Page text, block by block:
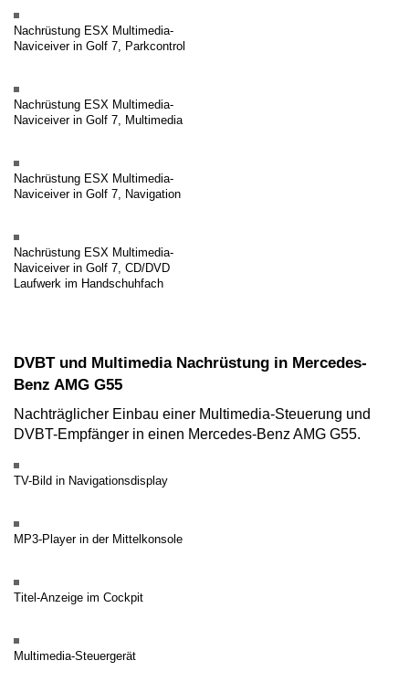
Nachrüstung ESX Multimedia-
Naviceiver in Golf 7, Parkcontrol
Nachrüstung ESX Multimedia-
Naviceiver in Golf 7, Multimedia
Nachrüstung ESX Multimedia-
Naviceiver in Golf 7, Navigation
Nachrüstung ESX Multimedia-
Naviceiver in Golf 7, CD/DVD
Laufwerk im Handschuhfach
DVBT und Multimedia Nachrüstung in Mercedes-
Benz AMG G55
Nachträglicher Einbau einer Multimedia-Steuerung und
DVBT-Empfänger in einen Mercedes-Benz AMG G55.
TV-Bild in Navigationsdisplay
MP3-Player in der Mittelkonsole
Titel-Anzeige im Cockpit
Multimedia-Steuergerät